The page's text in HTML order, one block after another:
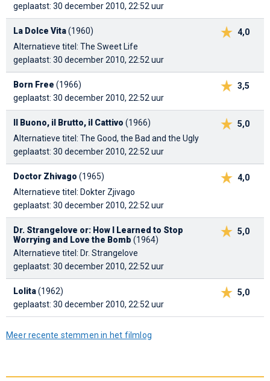
geplaatst: 30 december 2010, 22:52 uur
4,0
La Dolce Vita(1960)
Alternatieve titel: The Sweet Life
geplaatst: 30 december 2010, 22:52 uur
3,5
Born Free (1966)
geplaatst: 30 december 2010, 22:52 uur
5,0
Il Buono, il Brutto, il Cattivo (1966)
Alternatieve titel: The Good, the Bad and the Ugly
geplaatst: 30 december 2010, 22:52 uur
4,0
Doctor Zhivago (1965)
Alternatieve titel: Dokter Zjivago
geplaatst: 30 december 2010, 22:52 uur
5,0
Dr. Strangelove or: How I Learned to Stop
Worrying and Love the Bomb (1964)
Alternatieve titel: Dr. Strangelove
geplaatst: 30 december 2010, 22:52 uur
5,0
Lolita(1962)
geplaatst: 30 december 2010, 22:52 uur
Meer recente stemmen in het filmlog